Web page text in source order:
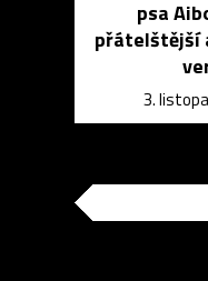
psa
přátelštější
3.